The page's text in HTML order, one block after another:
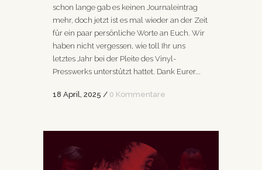
schon lange gab es keinen Journaleintrag
mehr, doch jetzt ist es mal wieder an der Zeit
für ein paar persönliche Worte an Euch. Wir
haben nicht vergessen, wie toll Ihr uns
letztes Jahr bei der Pleite des Vinyl-
Presswerks unterstützt hattet. Dank Eurer...
18 April, 2025 / 0 Kommentare